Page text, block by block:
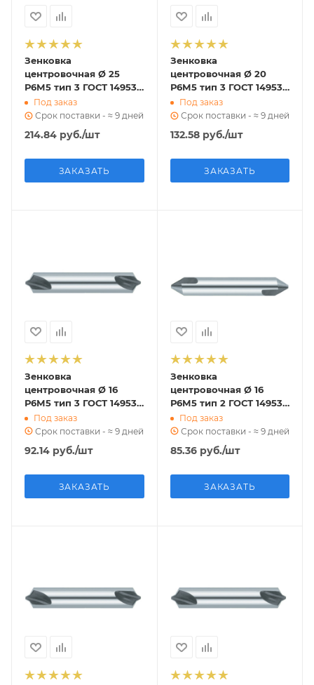
Зенковка
центровочная Ø 25
Р6М5 тип 3 ГОСТ 14953-
80Под заказ
Срок поставки - ≈ 9 дней
214.84 руб./шт
ЗАКАЗАТЬ
Зенковка
центровочная Ø 20
Р6М5 тип 3 ГОСТ 14953-
80Под заказ
Срок поставки - ≈ 9 дней
132.58руб./шт
ЗАКАЗАТЬ
Зенковка
центровочная Ø 16
Р6М5 тип 3 ГОСТ 14953-
80Под заказ
Срок поставки - ≈ 9 дней
92.14 руб./шт
ЗАКАЗАТЬ
Зенковка
центровочная Ø 16
Р6М5 тип 2 ГОСТ 14953-
80Под заказ
Срок поставки - ≈ 9 дней
85.36руб./шт
ЗАКАЗАТЬ